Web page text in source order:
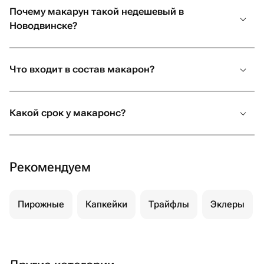
макаруны? Заказать в Новодвинске на маркетплейсе
цветов и подарков Флаувау. Здесь продаются изделия
вариант по доступной цене. Используйте фильтры,
Почему макарун такой недешевый в
Новодвинске?
Что входит в состав макарон?
Какой срок у макаронс?
Рекомендуем
Пирожные Капкейки Трайфлы Эклеры